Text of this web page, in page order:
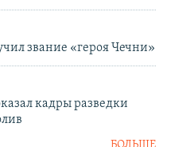
звание «героя Чечни»
кадры разведки